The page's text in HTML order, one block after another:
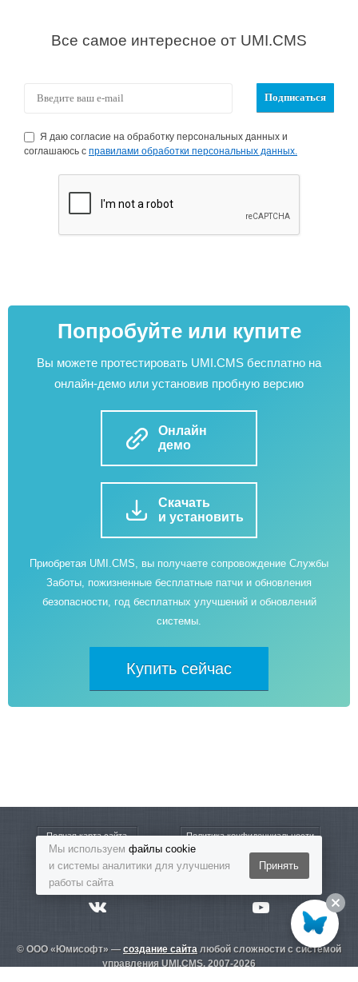
Все самое интересное от UMI.CMS
Я даю согласие на обработку персональных данных и
соглашаюсь с правилами обработки персональных данных.
Попробуйте или купите
Вы можете протестировать UMI.CMS бесплатно на
онлайн-демо или установив пробную версию
Онлайн
демо
Скачать
и установить
Приобретая UMI.CMS, вы получаете сопровождение Службы
Заботы, пожизненные бесплатные патчи и обновления
безопасности, год бесплатных улучшений и обновлений
системы.
Купить сейчас
Полная карта сайта Политика конфиденциальности
Бесплатный звонок 8-800-5555-864
© ООО «Юмисофт» —создание сайта любой сложности с системой
управления UMI.CMS. 2007-2026
Мы используем файлы cookie
и системы аналитики для улучшения
работы сайта
Принять